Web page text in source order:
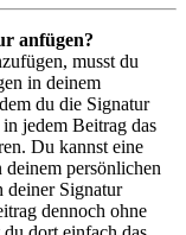
anfügen?
musst du
in deinem
du die Signatur
jedem Beitrag das
Du kannst eine
persönlichen
deiner Signatur
dennoch ohne